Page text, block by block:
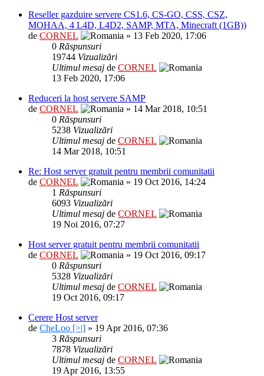
Reseller gazduire servere CS1.6, CS-GO, CSS, CSZ,
MOHAA, 4 L4D, L4D2, SAMP, MTA, Minecraft (1GB))
de CORNEL
» 13 Feb 2020, 17:06
0 Răspunsuri
19744 Vizualizări
Ultimul mesaj de CORNEL
13 Feb 2020, 17:06
Reduceri la host servere SAMP
de CORNEL
» 14 Mar 2018, 10:51
0 Răspunsuri
5238 Vizualizări
Ultimul mesaj de CORNEL
14 Mar 2018, 10:51
Re: Host server gratuit pentru membrii comunitatii
de CORNEL
» 19 Oct 2016, 14:24
1 Răspunsuri
6093 Vizualizări
Ultimul mesaj de CORNEL
19 Noi 2016, 07:27
Host server gratuit pentru membrii comunitatii
de CORNEL
» 19 Oct 2016, 09:17
0 Răspunsuri
5328 Vizualizări
Ultimul mesaj de CORNEL
19 Oct 2016, 09:17
Cerere Host server
de CheLoo [>|] » 19 Apr 2016, 07:36
3 Răspunsuri
7878 Vizualizări
Ultimul mesaj de CORNEL
19 Apr 2016, 13:55